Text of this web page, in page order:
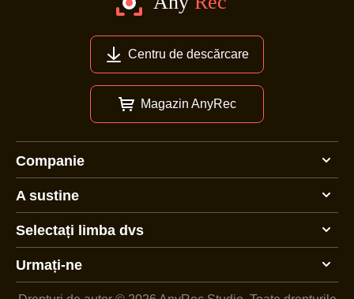
Centru de descărcare
Magazin AnyRec
Companie
A sustine
Selectați limba dvs
Urmați-ne